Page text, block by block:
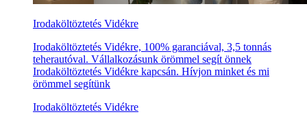
Irodaköltöztetés Vidékre
Irodaköltöztetés Vidékre, 100% garanciával, 3,5 tonnás
teherautóval. Vállalkozásunk örömmel segít önnek
Irodaköltöztetés Vidékre kapcsán. Hívjon minket és mi
örömmel segítünk
Irodaköltöztetés Vidékre